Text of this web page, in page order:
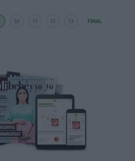
10 11 12 13 FINAL